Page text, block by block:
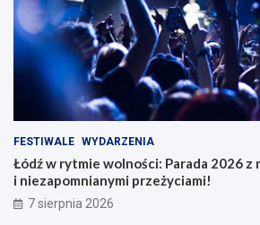
FESTIWALE WYDARZENIA
Łódź w rytmie wolności: Parada 2026 z
i niezapomnianymi przeżyciami!
7 sierpnia 2026